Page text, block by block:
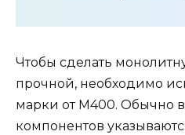
Чтобы сделать
прочной, необходимо
марки от М400. Обычно
компонентов